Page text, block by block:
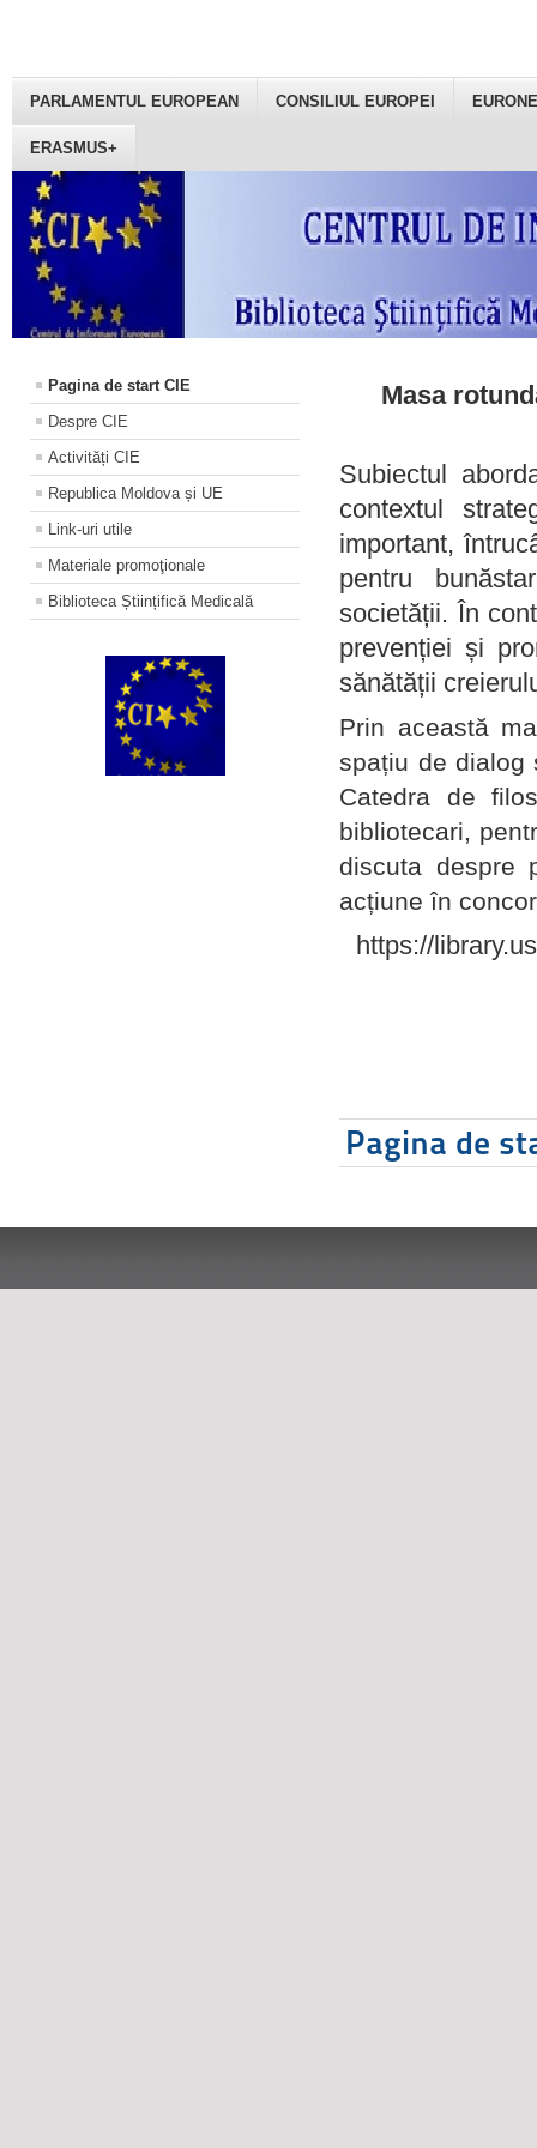
PARLAMENTUL EUROPEAN CONSILIUL EUROPEI
ERASMUS+
Pagina de start CIE
Despre CIE
Activități CIE
Republica Moldova și UE
Link-uri utile
Materiale promoţionale
Biblioteca Științifică Medicală
Masa
Subiectul
contextul
important,
pentru
societății. În
prevenției și
sănătății
Prin această
spațiu de dialog
Catedra de
bibliotecari,
discuta despre
acțiune în
https://
Pagina de